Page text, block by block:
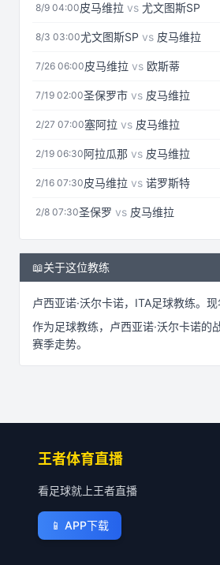
8/9 04:00皮马维拉 vs 尤文图斯SP
8/3 03:00尤文图斯SP vs 皮马维拉
7/26 06:00皮马维拉 vs 欧斯蒂
7/19 02:00圣保罗市 vs 皮马维拉
2/27 07:00塞阿拉 vs 皮马维拉
2/19 06:30阿拉瓜那 vs 皮马维拉
2/16 07:30皮马维拉 vs 诺罗斯特
2/8 07:30圣保罗 vs 皮马维拉
📖关于这位教练
卢西亚诺·沃尔卡诺， ITA足球教练。 现
作为足球教练， 卢西亚诺·沃尔卡诺的
赛季走势。
王者体育直播
看足球就上王者直播
📱 APP下载